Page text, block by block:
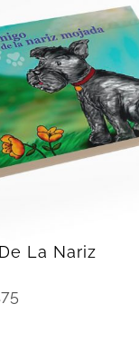
OPCIONES
/
La Nariz